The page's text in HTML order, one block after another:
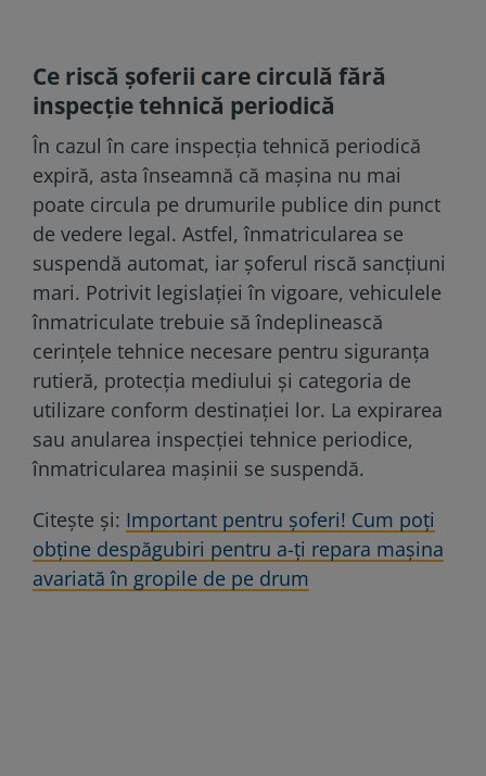
Ce riscă șoferii care circulă fără
inspecție tehnică periodică
În cazul în care inspecția tehnică periodică
expiră, asta înseamnă că mașina nu mai
poate circula pe drumurile publice din punct
de vedere legal. Astfel, înmatricularea se
suspendă automat, iar șoferul riscă sancțiuni
mari. Potrivit legislației în vigoare, vehiculele
înmatriculate trebuie să îndeplinească
cerințele tehnice necesare pentru siguranța
rutieră, protecția mediului și categoria de
utilizare conform destinației lor. La expirarea
sau anularea inspecției tehnice periodice,
înmatricularea mașinii se suspendă.
Citește și: Important pentru șoferi! Cum poți
obține despăgubiri pentru a-ți repara mașina
avariată în gropile de pe drum